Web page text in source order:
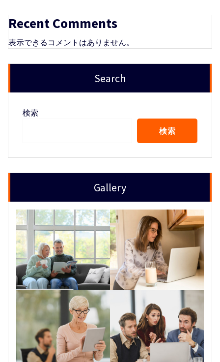
Recent Comments
表示できるコメントはありません。
Search
検索
検索
Gallery